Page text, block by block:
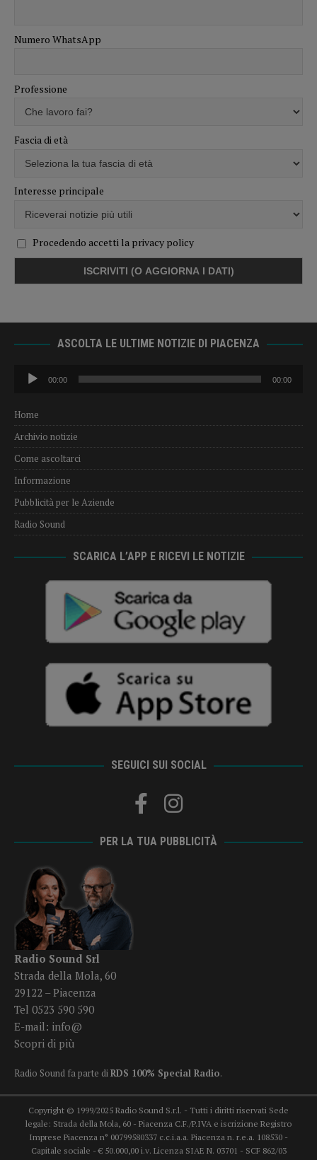
Numero WhatsApp
Professione
Fascia di età
Interesse principale
Procedendo accetti la privacy policy
ASCOLTA LE ULTIME NOTIZIE DI PIACENZA
Audio
Player
00:00 00:00
Home
Archivio notizie
Come ascoltarci
Informazione
Pubblicità per le Aziende
Radio Sound
SCARICA L’APP E RICEVI LE NOTIZIE
SEGUICI SUI SOCIAL
PER LA TUA PUBBLICITÀ
Radio Sound Srl
Strada della Mola, 60
29122 – Piacenza
Tel 0523 590 590
E-mail: info@
Scopri di più
Radio Sound fa parte diRDS 100% Special Radio.
Copyright © 1999/2025 Radio Sound S.r.l. - Tutti i diritti riservati Sede
legale: Strada della Mola, 60 - Piacenza C.F./P.IVA e iscrizione Registro
Imprese Piacenza n° 00799580337 c.c.i.a.a. Piacenza n. r.e.a. 108530 -
Capitale sociale - € 50.000,00 i.v. Licenza SIAE N. 03701 - SCF 862/03